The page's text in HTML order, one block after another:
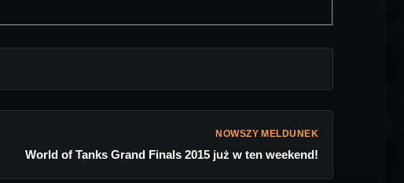
NOWSZY MELDUNEK
World of Tanks Grand Finals 2015 już w ten weekend!